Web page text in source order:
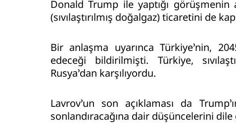
Donald Trump ile yaptığı görüşmenin
(sıvılaştırılmış doğalgaz) ticaretini de
Bir anlaşma uyarınca Türkiye’nin,
edeceği bildirilmişti. Türkiye,
Rusya’dan karşılıyordu.
Lavrov’un son açıklaması da
sonlandıracağına dair düşüncelerini